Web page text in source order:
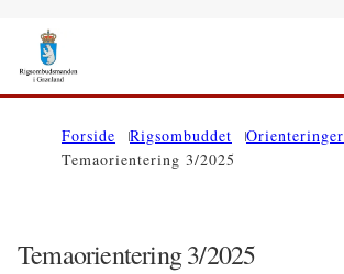
Gå til forsiden
Forside Rigsombuddet
Orienteringer
Temaorientering 3/2025
Temaorientering 3/2025